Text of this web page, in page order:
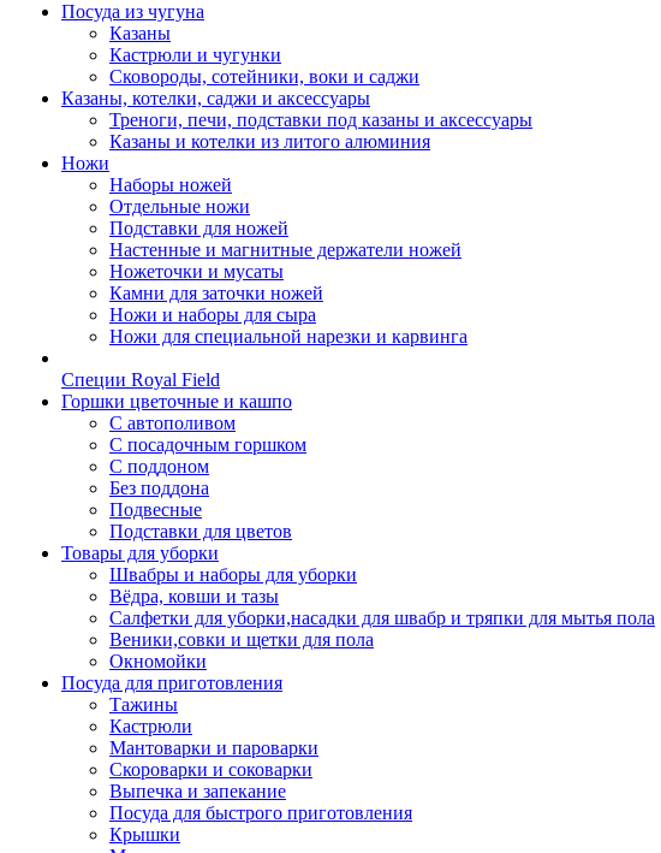
Посуда из чугуна
Казаны
Кастрюли и чугунки
Сковороды, сотейники, воки и саджи
Казаны, котелки, саджи и аксессуары
Треноги, печи, подставки под казаны и аксессуары
Казаны и котелки из литого алюминия
Ножи
Наборы ножей
Отдельные ножи
Подставки для ножей
Настенные и магнитные держатели ножей
Ножеточки и мусаты
Камни для заточки ножей
Ножи и наборы для сыра
Ножи для специальной нарезки и карвинга
Специи Royal Field
Горшки цветочные и кашпо
С автополивом
С посадочным горшком
С поддоном
Без поддона
Подвесные
Подставки для цветов
Товары для уборки
Швабры и наборы для уборки
Вёдра, ковши и тазы
Салфетки для уборки,насадки для швабр и тряпки для мытья пола
Веники,совки и щетки для пола
Окномойки
Посуда для приготовления
Тажины
Кастрюли
Мантоварки и пароварки
Скороварки и соковарки
Выпечка и запекание
Посуда для быстрого приготовления
Крышки